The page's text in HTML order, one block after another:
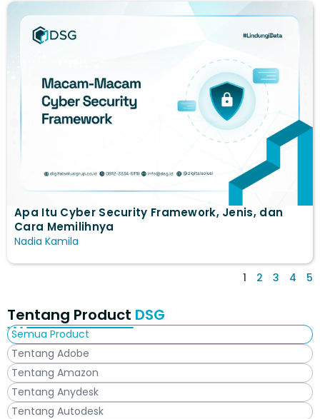
Apa Itu Cyber Security Framework, Jenis, dan
Cara Memilihnya
Nadia Kamila
1 2 3 4 5
Tentang Product DSG
Tentang Adobe
Tentang Amazon
Tentang Anydesk
Tentang Autodesk
Semua Product